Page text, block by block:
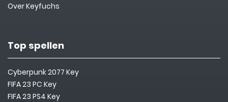
Over Keyfuchs
Top spellen
Cyberpunk 2077 Key
FIFA 23 PC Key
FIFA 23 PS4 Key